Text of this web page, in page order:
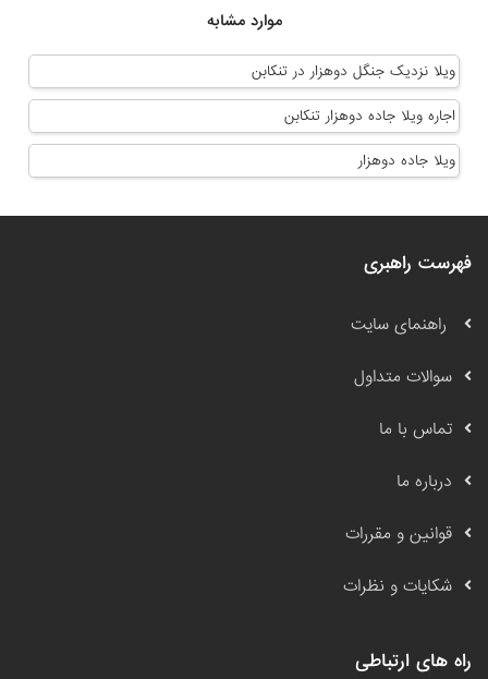
موارد مشابه
ویلا نزدیک جنگل دوهزار در تنکابن
اجاره ویلا جاده دوهزار تنکابن
ویلا جاده دوهزار
فهرست راهبری
راهنمای سایت
سوالات متداول
تماس با ما
درباره ما
قوانین و مقررات
شکایات و نظرات
راه های ارتباطی